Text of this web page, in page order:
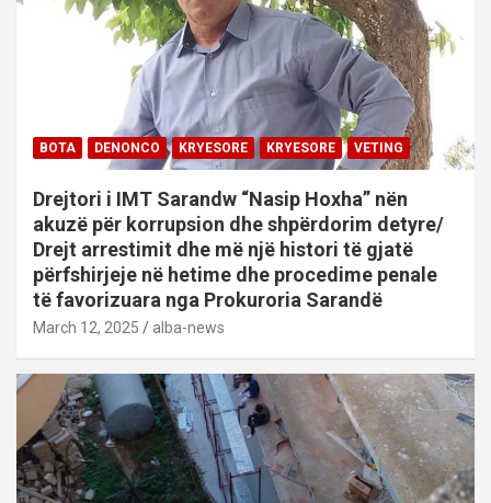
BOTA DENONCO KRYESORE KRYESORE VETING
Drejtori i IMT Sarandw “Nasip Hoxha” nën
akuzë për korrupsion dhe shpërdorim detyre/
Drejt arrestimit dhe më një histori të gjatë
përfshirjeje në hetime dhe procedime penale
të favorizuara nga Prokuroria Sarandë
March 12, 2025 alba-news